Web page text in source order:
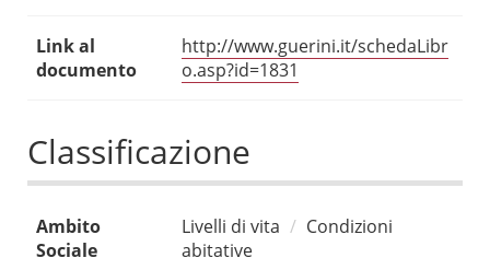
Link al
documento
http://www.guerini.it/schedaLibr
o.asp?id=1831
Classificazione
Ambito
Sociale
Livelli di vita
Condizioni
abitative